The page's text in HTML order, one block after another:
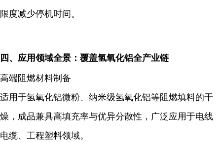
限度减少停机时间。
四、应用领域全景：覆盖氢氧化铝全产业链
高端阻燃材料制备
适用于氢氧化铝微粉、纳米级氢氧化铝等阻燃填料的干
燥，成品兼具高填充率与优异分散性，广泛应用于电线
电缆、工程塑料领域。